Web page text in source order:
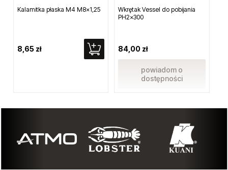
Kalamitka płaska M4 M8x1,25
8,65 zł
Wkrętak Vessel do pobijania
PH2x300
84,00 zł
powiadom o
dostępności